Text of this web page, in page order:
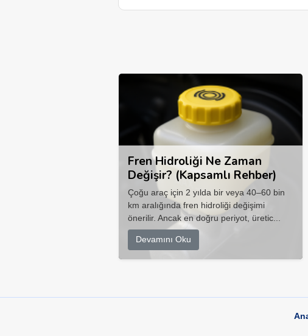
Fren Hidroliği Ne Zaman
Değişir? (Kapsamlı Rehber)
Çoğu araç için 2 yılda bir veya 40–60 bin
km aralığında fren hidroliği değişimi
önerilir. Ancak en doğru periyot, üretic...
Devamını Oku